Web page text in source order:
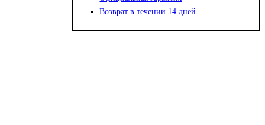
Возврат в течении 14 дней